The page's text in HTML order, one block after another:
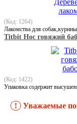
(Код: 1264)
Лакомства для
Titbit Нос говяжий
(Код: 1422)
Упаковка содержит
!
Уважаемые